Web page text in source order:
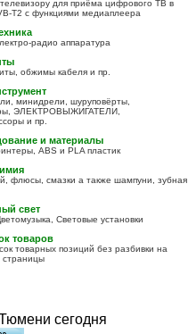
телевизору для приёма цифрового ТВ в
T2 с функциями медиаплеера
радио аппаратура
обжимы кабеля и пр.
минидрели, шуруповёрты,
ЭЛЕКТРОВЫЖИГАТЕЛИ,
и пр.
и материалы
ABS и PLA пластик
флюсы, смазки а также шампуни, зубная
свет
Световые установки
товаров
товарных позиций без разбивки на
страницы
сегодня